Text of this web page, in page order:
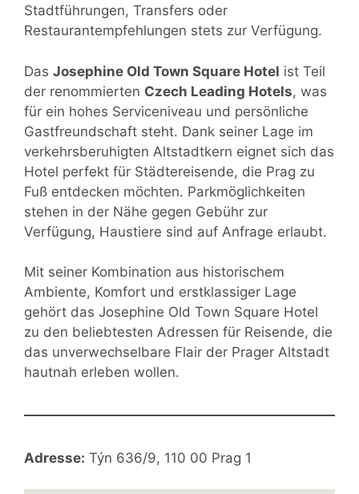
Stadtführungen, Transfers oder
Restaurantempfehlungen stets zur Verfügung.
Das Josephine Old Town Square Hotel ist Teil
der renommierten Czech Leading Hotels, was
für ein hohes Serviceniveau und persönliche
Gastfreundschaft steht. Dank seiner Lage im
verkehrsberuhigten Altstadtkern eignet sich das
Hotel perfekt für Städtereisende, die Prag zu
Fuß entdecken möchten. Parkmöglichkeiten
stehen in der Nähe gegen Gebühr zur
Verfügung, Haustiere sind auf Anfrage erlaubt.
Mit seiner Kombination aus historischem
Ambiente, Komfort und erstklassiger Lage
gehört das Josephine Old Town Square Hotel
zu den beliebtesten Adressen für Reisende, die
das unverwechselbare Flair der Prager Altstadt
hautnah erleben wollen.
Adresse: Týn 636/9, 110 00 Prag 1